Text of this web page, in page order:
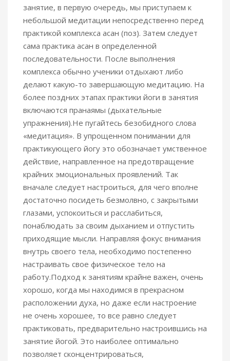
занятие, в первую очередь, мы приступаем к
небольшой медитации непосредственно перед
практикой комплекса асан (поз). Затем следует
сама практика асан в определенной
последовательности. После выполнения
комплекса обычно ученики отдыхают либо
делают какую-то завершающую медитацию. На
более поздних этапах практики йоги в занятия
включаются пранаямы (дыхательные
упражнения).Не пугайтесь безобидного слова
«медитация». В упрощенном понимании для
практикующего йогу это обозначает умственное
действие, направленное на предотвращение
крайних эмоциональных проявлений. Так
вначале следует настроиться, для чего вполне
достаточно посидеть безмолвно, с закрытыми
глазами, успокоиться и расслабиться,
понаблюдать за своим дыханием и отпустить
приходящие мысли. Направляя фокус внимания
внутрь своего тела, необходимо постепенно
настраивать свое физическое тело на
работу.Подход к занятиям крайне важен, очень
хорошо, когда мы находимся в прекрасном
расположении духа, но даже если настроение
не очень хорошее, то все равно следует
практиковать, предварительно настроившись на
занятие йогой. Это наиболее оптимально
позволяет сконцентрироваться,